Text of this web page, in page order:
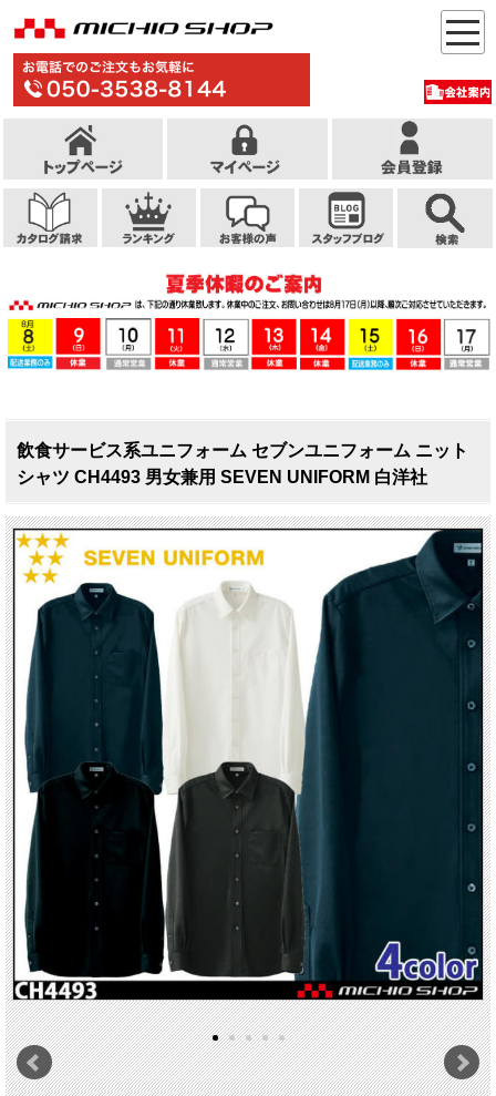
飲食サービス系ユニフォーム セブンユニフォーム ニット
シャツ CH4493 男女兼用 SEVEN UNIFORM 白洋社